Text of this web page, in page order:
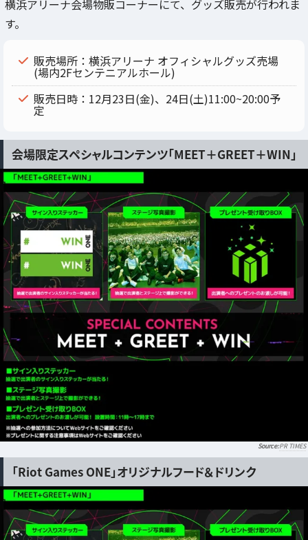
横浜アリーナ会場物販コーナーにて、グッズ販売が行われま
す。
販売場所：横浜アリーナ オフィシャルグッズ売場
(場内2Fセンテニアルホール)
販売日時：12月23日(金)、24日(土)11:00~20:00予
定
会場限定スペシャルコンテンツ「MEET＋GREET＋WIN」
PR TIMES
「Riot Games ONE」オリジナルフード＆ドリンク